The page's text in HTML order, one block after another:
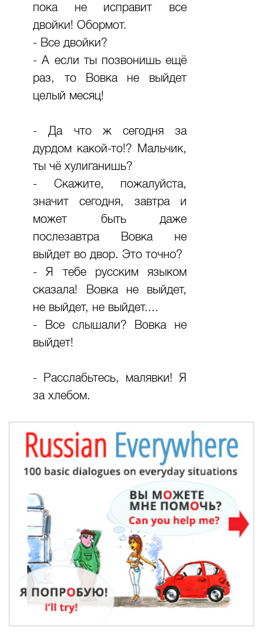
пока не исправит все
двойки! Обормот.
- Все двойки?
- А если ты позвонишь ещё
раз, то Вовка не выйдет
целый месяц!
- Да что ж сегодня за
дурдом какой-то!? Мальчик,
ты чё хулиганишь?
- Скажите, пожалуйста,
значит сегодня, завтра и
может быть даже
послезавтра Вовка не
выйдет во двор. Это точно?
- Я тебе русским языком
сказала! Вовка не выйдет,
не выйдет, не выйдет....
- Все слышали? Вовка не
выйдет!
- Расслабьтесь, малявки! Я
за хлебом.